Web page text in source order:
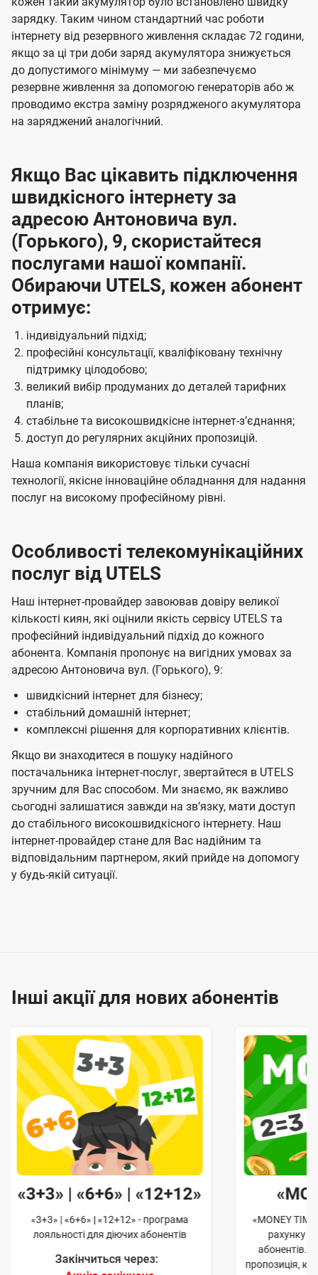
зарядку. Таким чином стандартний час роботи
інтернету від резервного живлення складає 72 години,
якщо за ці три доби заряд акумулятора знижується
до допустимого мінімуму — ми забезпечуємо
резервне живлення за допомогою генераторів або ж
проводимо екстра заміну розрядженого акумулятора
на заряджений аналогічний.
Якщо Вас цікавить підключення
швидкісного інтернету за
адресою Антоновича вул.
(Горького), 9, скористайтеся
послугами нашої компанії.
Обираючи UTELS, кожен абонент
отримує:
індивідуальний підхід;
професійні консультації, кваліфіковану технічну
підтримку цілодобово;
великий вибір продуманих до деталей тарифних
планів;
стабільне та високошвидкісне інтернет-зʼєднання;
доступ до регулярних акційних пропозицій.
Наша компанія використовує тільки сучасні
технології, якісне інноваційне обладнання для надання
послуг на високому професійному рівні.
Особливості телекомунікаційних
послуг від UTELS
Наш інтернет-провайдер завоював довіру великої
кількості киян, які оцінили якість сервісу UTELS та
професійний індивідуальний підхід до кожного
абонента. Компанія пропонує на вигідних умовах за
адресою Антоновича вул. (Горького), 9:
швидкісний інтернет для бізнесу;
стабільний домашній інтернет;
комплексні рішення для корпоративних клієнтів.
Якщо ви знаходитеся в пошуку надійного
постачальника інтернет-послуг, звертайтеся в UTELS
зручним для Вас способом. Ми знаємо, як важливо
сьогодні залишатися завжди на звʼязку, мати доступ
до стабільного високошвидкісного інтернету. Наш
інтернет-провайдер стане для Вас надійним та
відповідальним партнером, який прийде на допомогу
у будь-якій ситуації.
Інші акції для нових абонентів
«3+3» | «6+6» | «12+12»
«3+3» | «6+6» | «12+12» - програма
лояльності для діючих абонентів
Закінчиться через:
«MONEY
рахунку
абонентів.
пропозиція,